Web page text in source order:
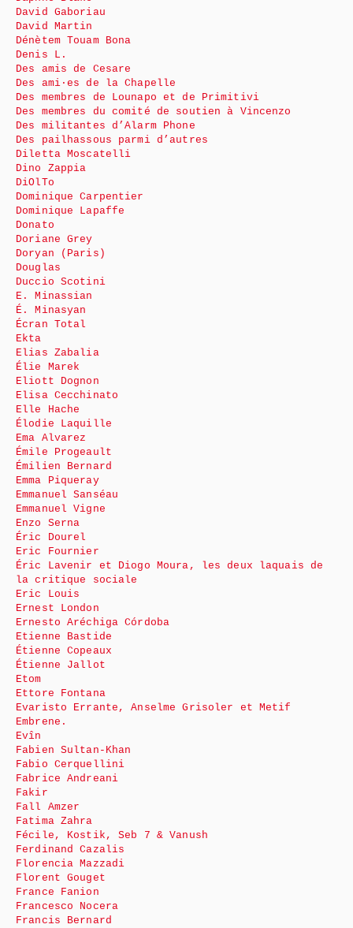
David Gaboriau
David Martin
Dénètem Touam Bona
Denis L.
Des amis de Cesare
Des ami·es de la Chapelle
Des membres de Lounapo et de Primitivi
Des membres du comité de soutien à Vincenzo
Des militantes d’Alarm Phone
Des pailhassous parmi d’autres
Diletta Moscatelli
Dino Zappia
DiOlTo
Dominique Carpentier
Dominique Lapaffe
Donato
Doriane Grey
Doryan (Paris)
Douglas
Duccio Scotini
E. Minassian
É. Minasyan
Écran Total
Ekta
Elias Zabalia
Élie Marek
Eliott Dognon
Elisa Cecchinato
Elle Hache
Élodie Laquille
Ema Alvarez
Émile Progeault
Émilien Bernard
Emma Piqueray
Emmanuel Sanséau
Emmanuel Vigne
Enzo Serna
Éric Dourel
Eric Fournier
Éric Lavenir et Diogo Moura, les deux laquais de
la critique sociale
Eric Louis
Ernest London
Ernesto Aréchiga Córdoba
Etienne Bastide
Étienne Copeaux
Étienne Jallot
Etom
Ettore Fontana
Evaristo Errante, Anselme Grisoler et Metif
Embrene.
Evîn
Fabien Sultan-Khan
Fabio Cerquellini
Fabrice Andreani
Fakir
Fall Amzer
Fatima Zahra
Fécile, Kostik, Seb 7 & Vanush
Ferdinand Cazalis
Florencia Mazzadi
Florent Gouget
France Fanion
Francesco Nocera
Francis Bernard